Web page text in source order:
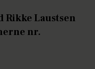
Rikke Laustsen
nr.